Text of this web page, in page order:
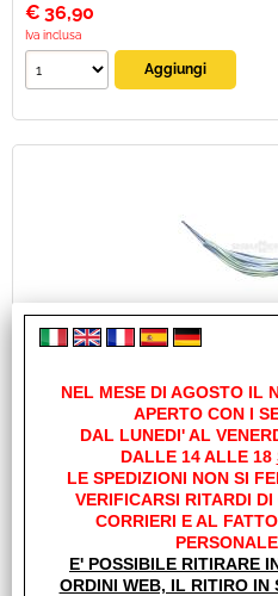
€ 36,90
Iva inclusa
Cod. art.:
BRUNNER
Unità di misura:
Sc.Club Convenzionati:
NEL MESE DI AGOSTO IL
APERTO CON I
DAL LUNEDI' AL
DALLE 14 ALLE 18
LE SPEDIZIONI NON SI
VERIFICARSI RITARDI
CORRIERI E AL
E' POSSIBILE RITIRARE
ORDINI WEB, IL RITIRO IN